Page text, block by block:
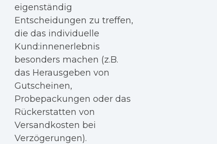
eigenständig
Entscheidungen zu treffen,
die das individuelle
Kund:innenerlebnis
besonders machen (z.B.
das Herausgeben von
Gutscheinen,
Probepackungen oder das
Rückerstatten von
Versandkosten bei
Verzögerungen).